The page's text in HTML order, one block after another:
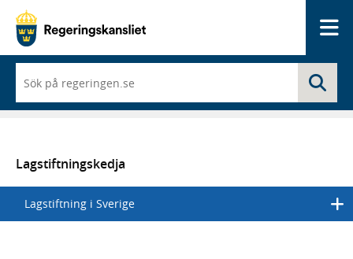
du
börjar
skriva
en
lista
med
sökförslag
Lagstiftningskedja
Lagstiftning i Sverige